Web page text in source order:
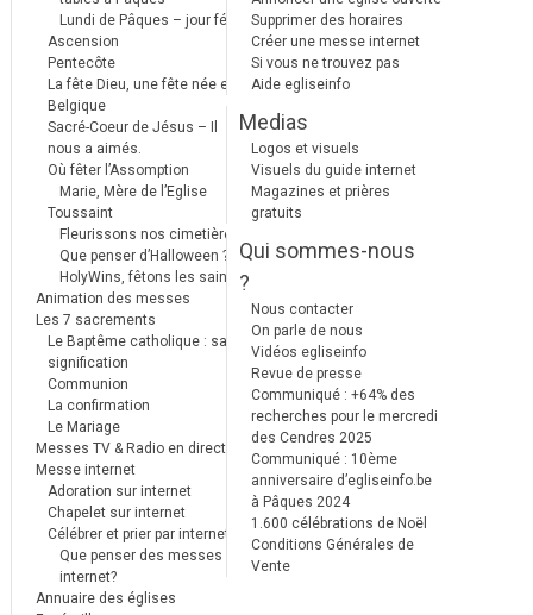
Lundi de Pâques – jour férié
Ascension
Pentecôte
La fête Dieu, une fête née en
Belgique
Sacré-Coeur de Jésus – Il
nous a aimés.
Où fêter l’Assomption
Marie, Mère de l’Eglise
Toussaint
Fleurissons nos cimetières
Que penser d’Halloween ?
HolyWins, fêtons les saints !
Animation des messes
Les 7 sacrements
Le Baptême catholique : sa
signification
Communion
La confirmation
Le Mariage
Messes TV & Radio en direct
Messe internet
Adoration sur internet
Chapelet sur internet
Célébrer et prier par internet
Que penser des messes
internet?
Annuaire des églises
Supprimer des horaires
Créer une messe internet
Si vous ne trouvez pas
Aide egliseinfo
Medias
Logos et visuels
Visuels du guide internet
Magazines et prières
gratuits
Qui sommes-nous
?
Nous contacter
On parle de nous
Vidéos egliseinfo
Revue de presse
Communiqué : +64% des
recherches pour le mercredi
des Cendres 2025
Communiqué : 10ème
anniversaire d’egliseinfo.be
à Pâques 2024
1.600 célébrations de Noël
Conditions Générales de
Vente